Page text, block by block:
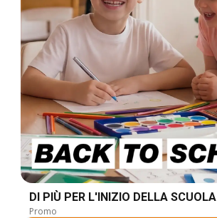
DI PIÙ PER L'INIZIO DELLA SCUOLA
Promo